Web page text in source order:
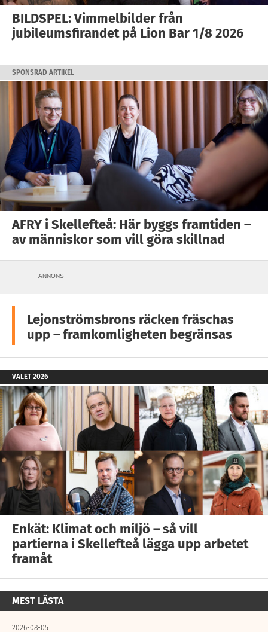
BILDSPEL: Vimmelbilder från
jubileumsfirandet på Lion Bar 1/8 2026
SPONSRAD ARTIKEL
AFRY i Skellefteå: Här byggs framtiden –
av människor som vill göra skillnad
ANNONS
Lejonströmsbrons räcken fräschas
upp – framkomligheten begränsas
VALET 2026
Enkät: Klimat och miljö – så vill
partierna i Skellefteå lägga upp arbetet
framåt
MEST LÄSTA
2026-08-05